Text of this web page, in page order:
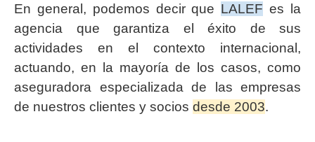
En general, podemos decir que LALEF es la
agencia que garantiza el éxito de sus
actividades en el contexto internacional,
actuando, en la mayoría de los casos, como
aseguradora especializada de las empresas
de nuestros clientes y socios desde 2003.